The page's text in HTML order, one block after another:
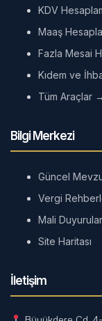
KDV
Maaş
Fazla Mesai
Kıdem ve
Tüm Araçlar →
Bilgi Merkezi
Güncel
Vergi
Mali Duyurular
Site Haritası
İletişim